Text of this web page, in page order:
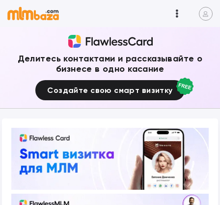
Делитесь контактами и рассказывайте о
бизнесе в одно касание
Создайте свою смарт визитку